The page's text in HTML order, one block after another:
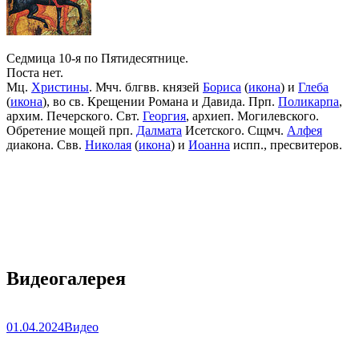
Седмица 10-я по Пятидесятнице.
Поста нет.
Мц. Христины. Мчч. блгвв. князей Бориса (икона) и Глеба
(икона), во св. Крещении Романа и Давида. Прп. Поликарпа,
архим. Печерского. Свт. Георгия, архиеп. Могилевского.
Обретение мощей прп. Далмата Исетского. Сщмч. Алфея
диакона. Свв. Николая (икона) и Иоанна испп., пресвитеров.
Видеогалерея
01.04.2024Видео